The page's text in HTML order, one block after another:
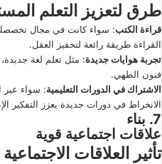
طرق لتعزيز التعلم
قراءة الكتب: سواء كانت في مجال تخصصك
القراءة طريقة رائعة لتحفيز العقل.
تجربة هوايات جديدة: مثل تعلم لغة
فنون الطهي.
الاشتراك في الدورات التعليمية: سواء عبر
الانخراط في دورات جديدة يعزز التفكير
7. بناء
علاقات اجتماعية قوية
تأثير العلاقات